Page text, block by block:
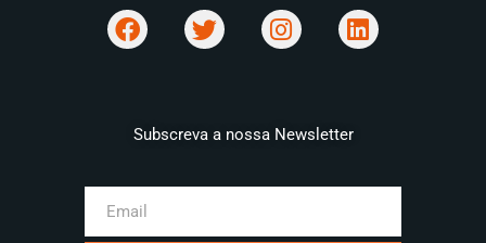
Subscreva a nossa Newsletter